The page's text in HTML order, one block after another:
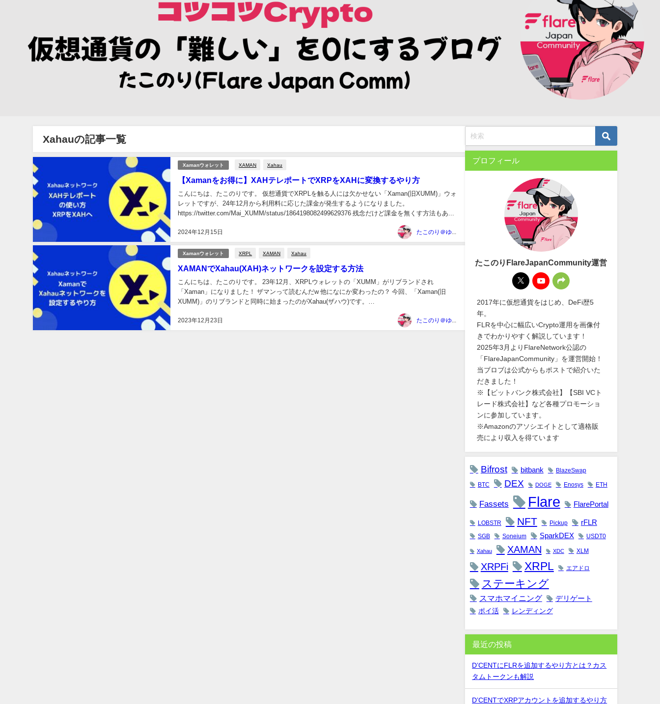
Xahauの記事一覧
Xamanウォレット XAMAN Xahau
【Xamanをお得に】XAHテレポートでXRPをXAHに変換するやり方
2024年12月15日
こんにちは、たこのりです。 仮想通貨でXRPLを触る人には欠かせない「Xaman(旧XUMM)」ウォ
レットですが、24年12月から利用料に応じた課金が発生するようになりました。
https://twitter.com/Mai_XUMM/status/1864198082499629376 残念だけど課金を無くす方法もあ...
たこのり＠ゆとリーマン
Xamanウォレット XRPL XAMAN Xahau
XAMANでXahau(XAH)ネットワークを設定する方法
2023年12月23日
こんにちは、たこのりです。 23年12月、XRPLウォレットの「XUMM」がリブランドされ
「Xaman」になりました！ ザマンって読むんだw 他になにか変わったの？ 今回、「Xaman(旧
XUMM)」のリブランドと同時に始まったのがXahau(ザハウ)です。
たこのり＠ゆとリーマン
プロフィール
たこのりFlareJapanCommunity運営
2017年に仮想通貨をはじめ、DeFi歴5
年。
FLRを中心に幅広いCrypto運用を画像付
きでわかりやすく解説しています！
2025年3月よりFlareNetwork公認の
「FlareJapanCommunity」を運営開始！
当ブロブは公式からもポストで紹介いた
だきました！
※【ビットバンク株式会社】【SBI VCト
レード株式会社】など各種プロモーショ
ンに参加しています。
※Amazonのアソシエイトとして適格販
売により収入を得ています
Bifrost bitbank BlazeSwap
BTC DEX DOGE Enosys ETH
Fassets Flare FlarePortal
LOBSTR NFT Pickup rFLR
SGB Soneium SparkDEX USDT0
Xahau XAMAN XDC XLM
XRPFi XRPL エアドロ
ステーキング
スマホマイニング デリゲート
ポイ活 レンディング
最近の投稿
D’CENTにFLRを追加するやり方とは？カス
タムトークンも解説
D’CENTでXRPアカウントを追加するやり方